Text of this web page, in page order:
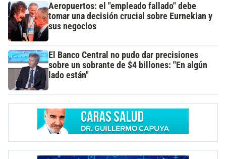
Aeropuertos: el "empleado fallado" debe
tomar una decisión crucial sobre Eurnekian y
sus negocios
El Banco Central no pudo dar precisiones
sobre un sobrante de $4 billones: "En algún
lado están"